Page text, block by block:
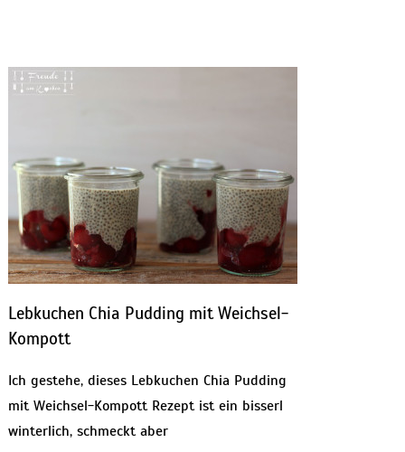
Lebkuchen Chia Pudding mit Weichsel-
Kompott
Ich gestehe, dieses Lebkuchen Chia Pudding
mit Weichsel-Kompott Rezept ist ein bisserl
winterlich, schmeckt aber